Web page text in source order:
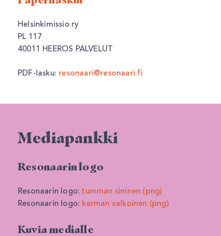
Helsinkimissio ry
PL 117
40011 HEEROS PALVELUT
PDF-lasku: resonaari@resonaari.fi
Mediapankki
Resonaarin logo
Resonaarin logo:tumman sininen (png)
Resonaarin logo: kerman valkoinen (png)
Kuvia medialle